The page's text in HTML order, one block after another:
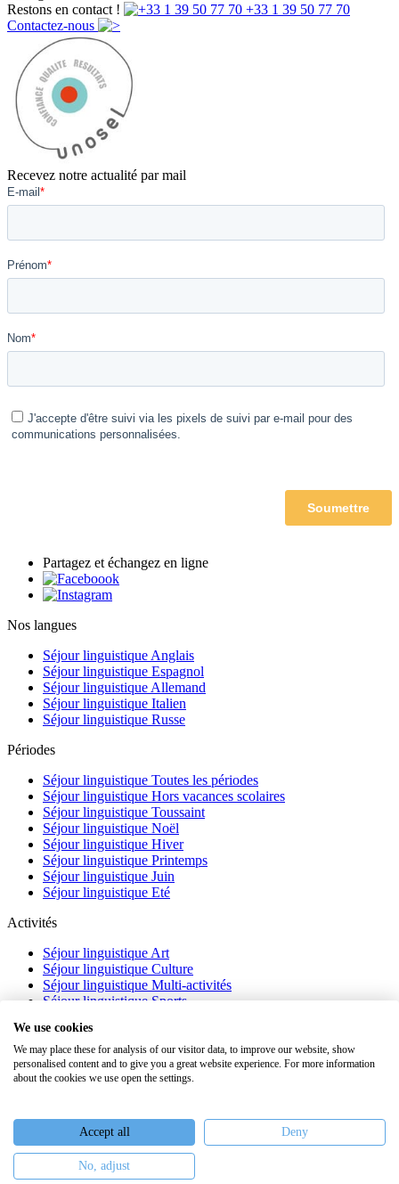
Restons en contact !
+33 1 39 50 77 70
Contactez-nous
Recevez notre actualité par mail
Partagez et échangez en ligne
Nos langues
Séjour linguistique Anglais
Séjour linguistique Espagnol
Séjour linguistique Allemand
Séjour linguistique Italien
Séjour linguistique Russe
Périodes
Séjour linguistique Toutes les périodes
Séjour linguistique Hors vacances scolaires
Séjour linguistique Toussaint
Séjour linguistique Noël
Séjour linguistique Hiver
Séjour linguistique Printemps
Séjour linguistique Juin
Séjour linguistique Eté
Activités
Séjour linguistique Art
Séjour linguistique Culture
Séjour linguistique Multi-activités
Séjour linguistique Sports
À propos
FAQ
Webinaires
Nous recrutons
Keiron Education -Assurances
We use cookies
We may place these for analysis of our visitor data, to improve our website, show
personalised content and to give you a great website experience. For more information
about the cookies we use open the settings.
Accept all Deny
No, adjust